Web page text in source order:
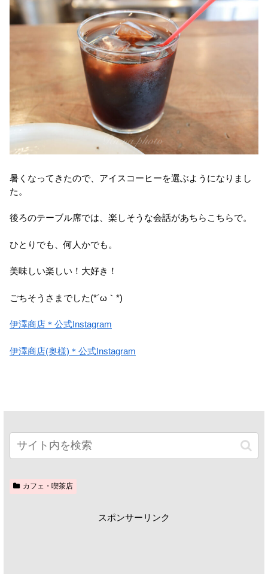
暑くなってきたので、アイスコーヒーを選ぶようになりまし
た。
後ろのテーブル席では、楽しそうな会話があちらこちらで。
ひとりでも、何人かでも。
美味しい楽しい！大好き！
ごちそうさまでした(*´ω｀*)
伊澤商店＊公式Instagram
伊澤商店(奥様)＊公式Instagram
カフェ・喫茶店
スポンサーリンク